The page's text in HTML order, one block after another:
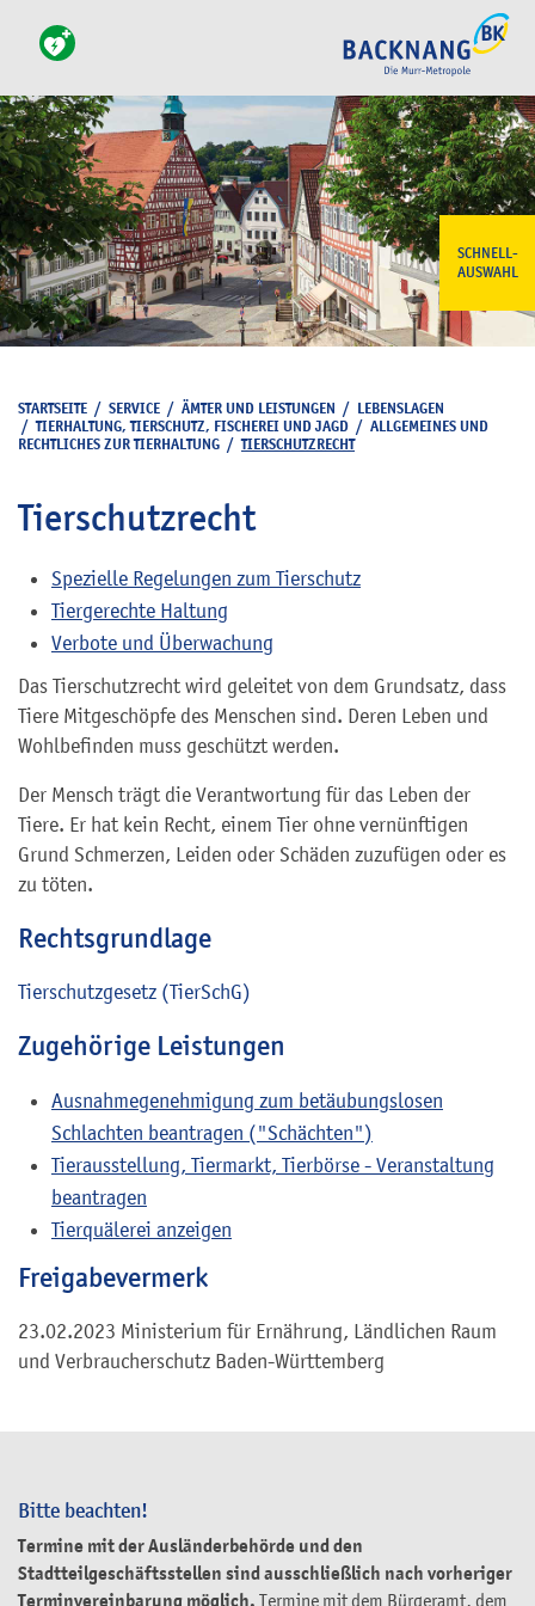
SCHNELL-
AUSWAHL
Bitte beachten!
Termine mit der Ausländerbehörde und den
Stadtteilgeschäftsstellen sind ausschließlich nach vorheriger
Terminvereinbarung möglich. Termine mit dem Bürgeramt, dem
STARTSEITE / SERVICE / ÄMTER UND LEISTUNGEN / LEBENSLAGEN
/TIERHALTUNG, TIERSCHUTZ, FISCHEREI UND JAGD / ALLGEMEINES UND
RECHTLICHES ZUR TIERHALTUNG /TIERSCHUTZRECHT
Tierschutzrecht
Spezielle Regelungen zum Tierschutz
Tiergerechte Haltung
Verbote und Überwachung
Das Tierschutzrecht wird geleitet von dem Grundsatz, dass
Tiere Mitgeschöpfe des Menschen sind. Deren Leben und
Wohlbefinden muss geschützt werden.
Der Mensch trägt die Verantwortung für das Leben der
Tiere. Er hat kein Recht, einem Tier ohne vernünftigen
Grund Schmerzen, Leiden oder Schäden zuzufügen oder es
zu töten.
Rechtsgrundlage
Tierschutzgesetz (TierSchG)
Zugehörige Leistungen
Ausnahmegenehmigung zum betäubungslosen
Schlachten beantragen ("Schächten")
Tierausstellung, Tiermarkt, Tierbörse - Veranstaltung
beantragen
Tierquälerei anzeigen
Freigabevermerk
23.02.2023 Ministerium für Ernährung, Ländlichen Raum
und Verbraucherschutz Baden-Württemberg